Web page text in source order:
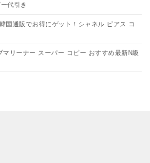
代引き
国通販でお得にゲット！シャネル ピアス コ
マリーナー スーパー コピー おすすめ最新N級